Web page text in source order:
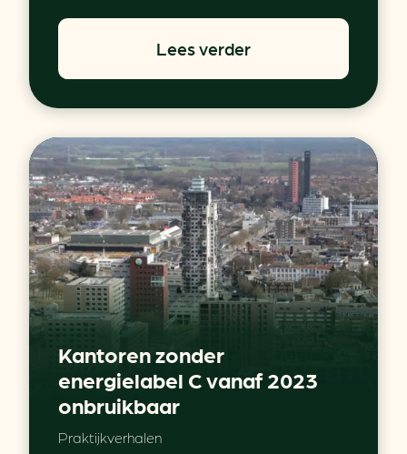
Lees verder
Kantoren zonder
energielabel C vanaf 2023
onbruikbaar
Praktijkverhalen